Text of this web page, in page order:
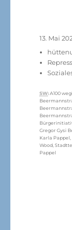
am
13. Mai
Schlagwörter
SW:A100
Gregor Gysi
Karla Pappel
Wood ,
Pappel